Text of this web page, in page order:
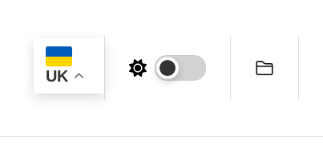
UK